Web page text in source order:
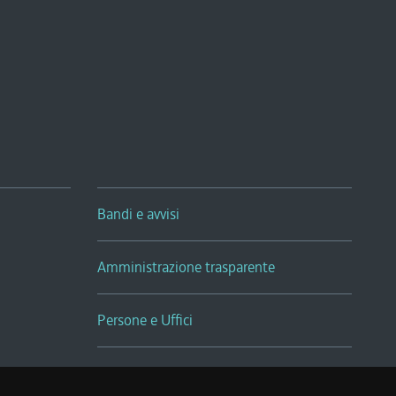
Bandi e avvisi
Amministrazione trasparente
Persone e Uffici
Sala Tiziano Tessitori